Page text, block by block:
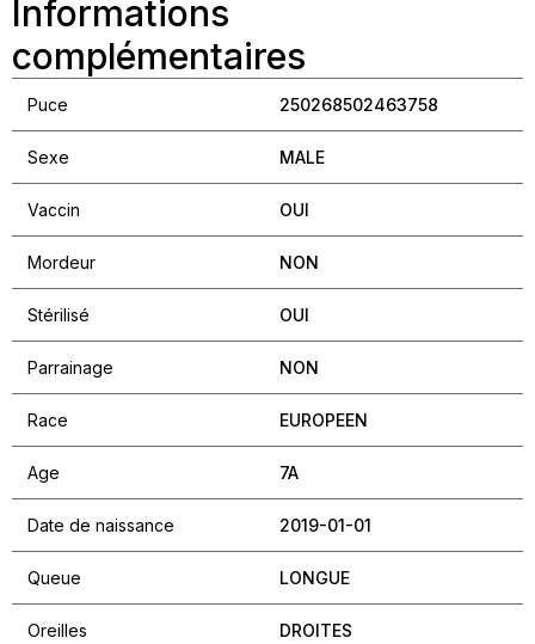
Informations
complémentaires
Puce 250268502463758
Sexe MALE
Vaccin OUI
Mordeur NON
Stérilisé OUI
Parrainage NON
Race EUROPEEN
Age 7A
Date de naissance 2019-01-01
Queue LONGUE
Oreilles DROITES